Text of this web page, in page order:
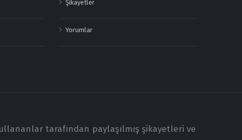
Şikayetler
Yorumlar
tarafından paylaşılmış şikayetleri ve